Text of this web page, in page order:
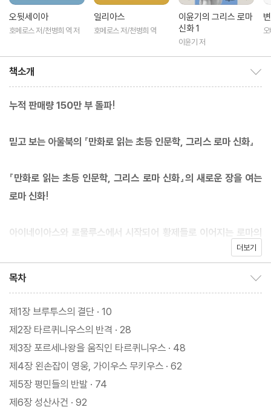
오뒷세이아
호메로스 저/천병희 역 저
일리아스
호메로스 저/천병희 역
이윤기의 그리스 로마
신화 1
이윤기 저
책소개
누적 판매량 150만 부 돌파!
믿고 보는 아울북의 『만화로 읽는 초등 인문학, 그리스 로마 신화』
『만화로 읽는 초등 인문학, 그리스 로마 신화』의 새로운 장을 여는
로마 신화!
아이네이아스와 로물루스에서 시작되어 황제들로 이어지는 로마의
집정관 브루투스가 공화정 정치를 시작하자, 해외로 망명한 폭군 타
르퀴니우스는 브루투스의 처남인 비텔리 형제에게 몰래 사절단을
보내 도움을 요청한다. 사절단의 유혹에 넘어간 비텔리 형제는 공화
정을 뒤엎고 왕정 체제로 돌아갈 음모를 꾸민다. 그런데 놀랍게도 비
텔리 형제에게 포섭된 젊은 귀족 중에는 브루투스의 두 아들마저 있
더보기
목차
제1장 브루투스의 결단 · 10
제2장 타르퀴니우스의 반격 · 28
제3장 포르세나왕을 움직인 타르퀴니우스 · 48
제4장 왼손잡이 영웅, 가이우스 무키우스 · 62
제5장 평민들의 반발 · 74
제6장 성산사건 · 92